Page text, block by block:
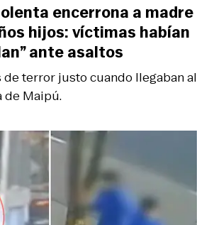
terror justo cuando llegaban al
de Maipú.
encerrona a madre
hijos: víctimas habían
ante asaltos